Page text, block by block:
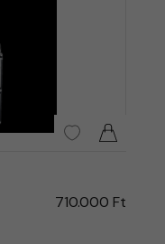
710.000 Ft